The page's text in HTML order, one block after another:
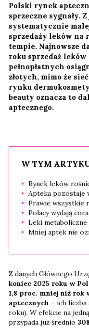
Polski rynek
sprzeczne sygnały.
systematycznie
sprzedaży leków na
tempie. Najnowsze
roku sprzedaż
pełnopłatnych
złotych, mimo że
rynku
beauty oznacza to
aptecznego.
W TYM
Rynek leków
Apteka pozostaje
Prawie wszystkie
Polacy wydają
Leki
Mniej aptek nie
Z danych Głównego
koniec 2025 roku w
1,8 proc. mniej niż rok
aptecznych – ich liczba
roku). W efekcie na
przypada już średnio